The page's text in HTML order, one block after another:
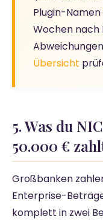
Plugin-
Wochen nach
Übersicht
5. Was du
50.000 €
Großbanken
Enterprise-
komplett in zwei